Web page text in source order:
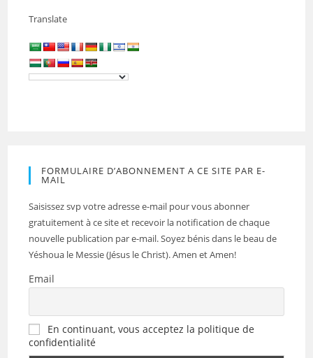
Translate
FORMULAIRE D’ABONNEMENT A CE SITE PAR E-
MAIL
Saisissez svp votre adresse e-mail pour vous abonner
gratuitement à ce site et recevoir la notification de chaque
nouvelle publication par e-mail. Soyez bénis dans le beau de
Yéshoua le Messie (Jésus le Christ). Amen et Amen!
Email
En continuant, vous acceptez la politique de
confidentialité